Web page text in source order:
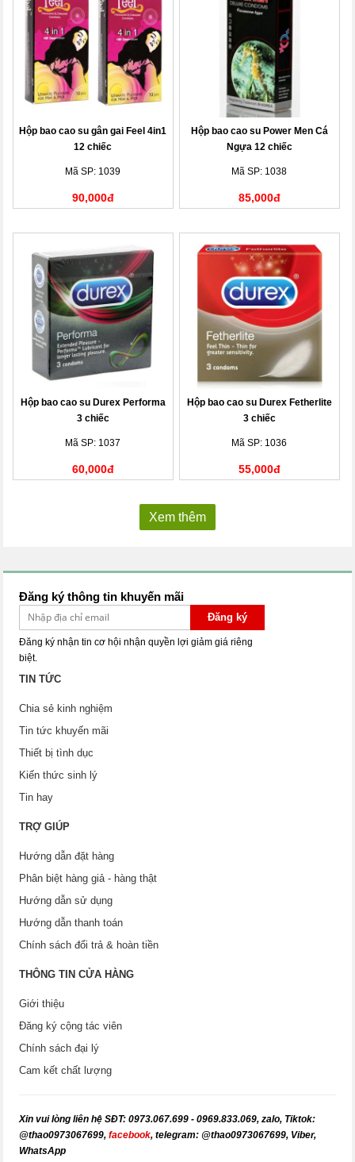
Hộp bao cao su gân gai Feel 4in1
12 chiếc
Mã SP: 1039
90,000đ
Hộp bao cao su Power Men Cá
Ngựa 12 chiếc
Mã SP: 1038
85,000đ
Hộp bao cao su Durex Performa
3 chiếc
Mã SP: 1037
60,000đ
Hộp bao cao su Durex Fetherlite
3 chiếc
Mã SP: 1036
55,000đ
Xem thêm
Đăng ký thông tin khuyến mãi
Đăng ký
Đăng ký nhận tin cơ hội nhận quyền lợi giảm giá riêng
biệt.
TIN TỨC
Chia sẻ kinh nghiệm
Tin tức khuyến mãi
Thiết bị tình dục
Kiến thức sinh lý
Tin hay
TRỢ GIÚP
Hướng dẫn đặt hàng
Phân biệt hàng giả - hàng thật
Hướng dẫn sử dụng
Hướng dẫn thanh toán
Chính sách đổi trả & hoàn tiền
THÔNG TIN CỬA HÀNG
Giới thiệu
Đăng ký cộng tác viên
Chính sách đại lý
Cam kết chất lượng
Xin vui lòng liên hệ SĐT: 0973.067.699 - 0969.833.069, zalo, Tiktok:
@thao0973067699,facebook, telegram: @thao0973067699, Viber,
WhatsApp